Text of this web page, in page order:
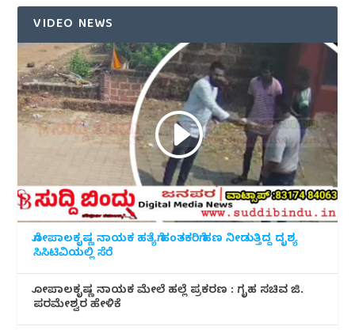
VIDEO NEWS
ಗೋಪಾಲಕೃಷ್ಣ ನಾಯಕ ಹತ್ಯೆಗೆ ಹಂತಕರಿಗೆ ಹಣ ನೀಡುತ್ತಿದ್ದ ದೃಶ್ಯ
ಸಿಸಿಟಿವಿಯಲ್ಲಿ ಸೆರೆ
ಗೋಪಾಲಕೃಷ್ಣ ನಾಯಕ ಮೇಲೆ ಹಲ್ಲೆ ಪ್ರಕರಣ : ಗೃಹ ಸಚಿವ ಜಿ.
ಪರಮೇಶ್ವರ ಹೇಳಿಕೆ